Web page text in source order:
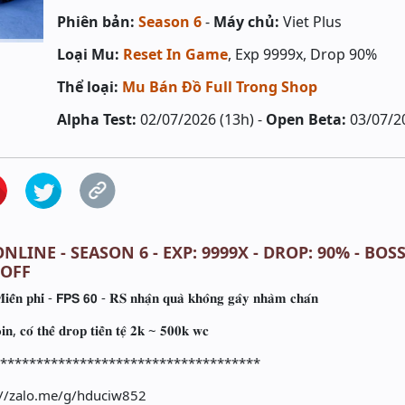
Phiên bản: Season 6- Máy chủ: Viet Plus
Loại Mu: Reset In Game, Exp 9999x, Drop 90%
Thể loại: Mu Bán Đồ Full Trong Shop
Alpha Test: 02/07/2026 (13h) - Open Beta: 03/07/
- SEASON 6 - EXP: 9999X - DROP: 90% -
𝐩𝐡𝐢́ - 𝗙𝗣𝗦 𝟲𝟬 - 𝐑𝐒 𝐧𝐡𝐚̣̂𝐧 𝐪𝐮𝐚̀ 𝐤𝐡𝐨̂𝐧𝐠 𝐠𝐚̂𝐲 𝐧𝐡𝐚̀𝐦 𝐜𝐡𝐚́𝐧
𝐜𝐨́ 𝐭𝐡𝐞̂̉ 𝐝𝐫𝐨𝐩 𝐭𝐢𝐞̂̀𝐧 𝐭𝐞̣̂ 𝟐𝐤 ~ 𝟓𝟎𝟎𝐤 𝐰𝐜
zalo.me/g/hduciw852